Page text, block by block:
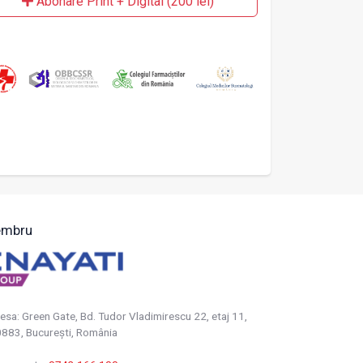
Green Gate, Bd. Tudor Vladimirescu 22, etaj 11,
Bucureşti, România